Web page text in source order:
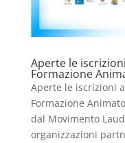
Aperte le
Formazione
Aperte le iscrizioni
Formazione
dal Movimento
organizzazioni